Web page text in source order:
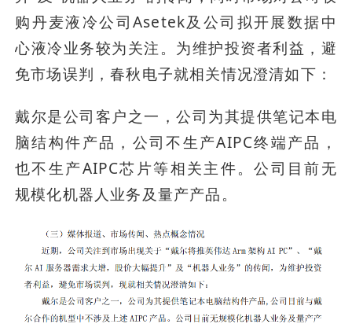
购丹麦液冷公司Asetek及公司拟开展数据中
心液冷业务较为关注。为维护投资者利益，避
免市场误判，春秋电子就相关情况澄清如下：
戴尔是公司客户之一，公司为其提供笔记本电
脑结构件产品，公司不生产AIPC终端产品，
也不生产AIPC芯片等相关主件。公司目前无
规模化机器人业务及量产产品。